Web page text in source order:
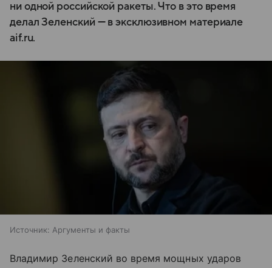
ни одной российской ракеты. Что в это время
делал Зеленский — в эксклюзивном материале
aif.ru.
Источник: Аргументы и факты
Владимир Зеленский во время мощных ударов